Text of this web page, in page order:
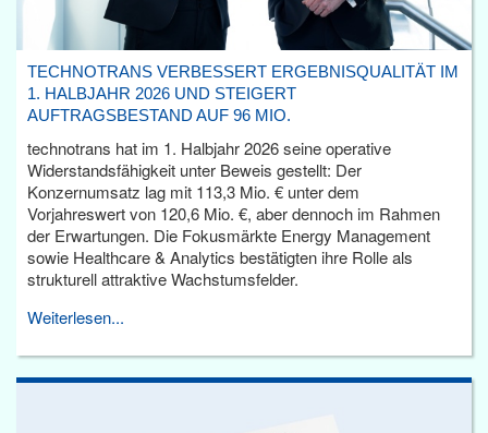
TECHNOTRANS VERBESSERT ERGEBNISQUALITÄT IM
1. HALBJAHR 2026 UND STEIGERT
AUFTRAGSBESTAND AUF 96 MIO.
technotrans hat im 1. Halbjahr 2026 seine operative
Widerstandsfähigkeit unter Beweis gestellt: Der
Konzernumsatz lag mit 113,3 Mio. € unter dem
Vorjahreswert von 120,6 Mio. €, aber dennoch im Rahmen
der Erwartungen. Die Fokusmärkte Energy Management
sowie Healthcare & Analytics bestätigten ihre Rolle als
strukturell attraktive Wachstumsfelder.
Weiterlesen...